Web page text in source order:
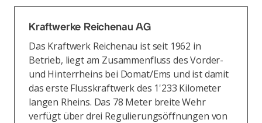
Kraftwerke Reichenau AG
Das Kraftwerk Reichenau ist seit 1962 in
Betrieb, liegt am Zusammenfluss des Vorder-
und Hinterrheins bei Domat/Ems und ist damit
das erste Flusskraftwerk des 1'233 Kilometer
langen Rheins. Das 78 Meter breite Wehr
verfügt über drei Regulierungsöffnungen von